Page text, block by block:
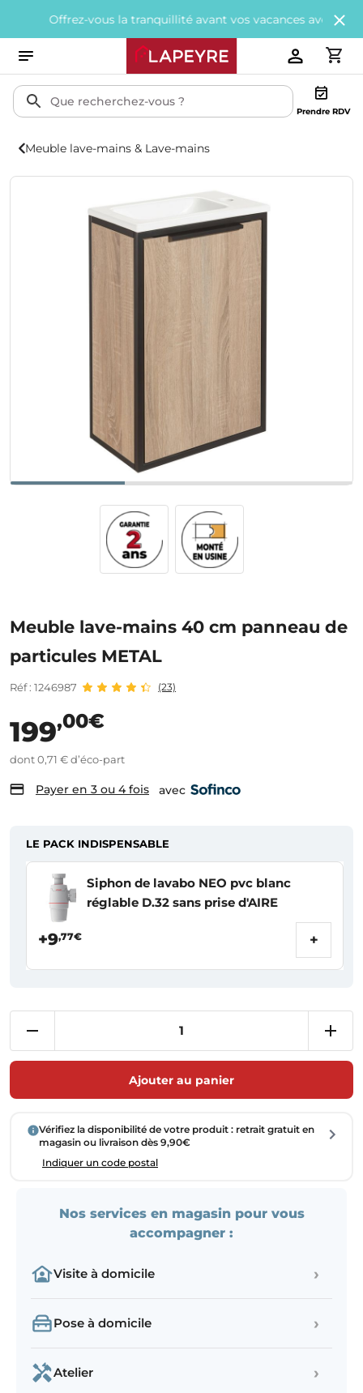
vous la tranquillité avant vos vacances avec200€ offerts
Prendre RDV
Meuble lave-mains & Lave-mains
Meuble lave-mains 40 cm panneau de
particules METAL
Réf : 1246987 (23)
199,00€
dont 0,71 € d’éco-part
Payer en 3 ou 4 fois avec
LE PACK INDISPENSABLE
Siphon de lavabo NEO pvc blanc
réglable D.32 sans prise d'AIRE
+9,77€ +
Ajouter au panier
Vérifiez la disponibilité de votre produit : retrait gratuit en
magasin ou livraison dès 9,90€
Indiquer un code postal
Nos services en magasin pour vous
accompagner :
Visite à domicile ›
Pose à domicile ›
Atelier ›